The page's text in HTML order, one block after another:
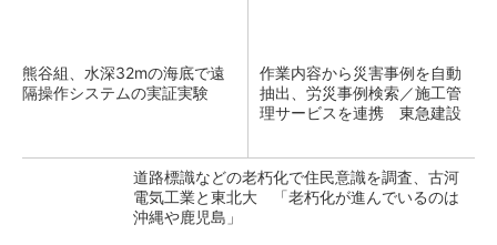
熊谷組、水深32mの海底で遠
隔操作システムの実証実験
作業内容から災害事例を自動
抽出、労災事例検索／施工管
理サービスを連携 東急建設
道路標識などの老朽化で住民意識を調査、古河
電気工業と東北大 「老朽化が進んでいるのは
沖縄や鹿児島」